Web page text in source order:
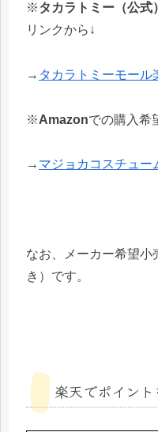
※タカラトミー（公式）
リンクから↓
→ タカラトミーモール
※Amazonでの購入希
→ マジョカコスチュー
なお、メーカー希望小
き）です。
楽天でポイン